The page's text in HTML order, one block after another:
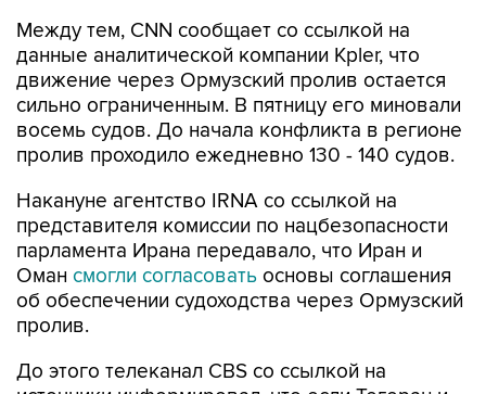
Между тем, CNN сообщает со ссылкой на
данные аналитической компании Kpler, что
движение через Ормузский пролив остается
сильно ограниченным. В пятницу его миновали
восемь судов. До начала конфликта в регионе
пролив проходило ежедневно 130 - 140 судов.
Накануне агентство IRNA со ссылкой на
представителя комиссии по нацбезопасности
парламента Ирана передавало, что Иран и
Оман смогли согласовать основы соглашения
об обеспечении судоходства через Ормузский
пролив.
До этого телеканал CBS со ссылкой на